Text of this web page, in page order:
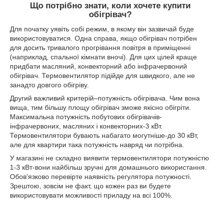
Що потрібно знати, коли хочете купити
обігрівач?
Для початку уявіть собі режим, в якому він зазвичай буде
використовуватися. Одна справа, якщо обігрівач потрібен
для досить тривалого прогрівання повітря в приміщенні
(наприклад, спальної кімнати вночі). Для цих цілей краще
придбати масляний, конвекторний або інфрачервоний
обігрівач. Термовентилятор підійде для швидкого, але не
занадто довгого обігріву.
Другий важливий критерій–потужність обігрівача. Чим вона
вища, тим більшу площу обігрівач зможе якісно обігріти.
Максимальна потужність побутових обігрівачів-
інфрачервоних, масляних і конвекторних-3 кВт.
Термовентилятори бувають набагато могутніше-до 30 кВт,
але для квартири така потужність навряд чи потрібна.
У магазині не складно виявити термовентилятори потужністю
1-3 кВт-вони найбільш зручні для домашнього використання.
Обов'язково перевірте наявність регулятора потужності.
Зрештою, зовсім не факт, що кожен раз ви будете
використовувати можливості приладу на всі 100%.